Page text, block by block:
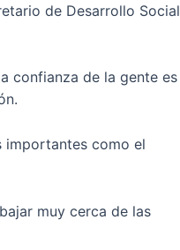
de Desarrollo Social
confianza de la gente es
importantes como el
muy cerca de las